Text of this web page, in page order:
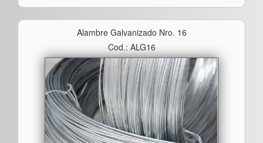
Alambre Galvanizado Nro. 16
Cod.: ALG16